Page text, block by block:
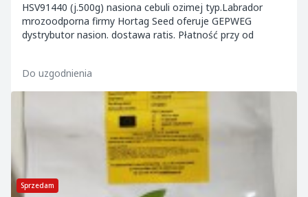
HSV91440 (j.500g) nasiona cebuli ozimej typ.Labrador
mrozoodporna firmy Hortag Seed oferuje GEPWEG
dystrybutor nasion. dostawa ratis. Płatność przy od
Do uzgodnienia
Sprzedam